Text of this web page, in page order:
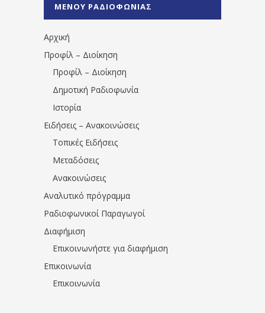
1531194763766854/" artist="" ]
ΜΕΝΟΥ ΡΑΔΙΟΦΩΝΙΑΣ
Αρχική
Προφίλ – Διοίκηση
Προφίλ – Διοίκηση
Δημοτική Ραδιοφωνία
Ιστορία
Ειδήσεις – Ανακοινώσεις
Τοπικές Ειδήσεις
Μεταδόσεις
Ανακοινώσεις
Αναλυτικό πρόγραμμα
Ραδιοφωνικοί Παραγωγοί
Διαφήμιση
Επικοινωνήστε για διαφήμιση
Επικοινωνία
Επικοινωνία